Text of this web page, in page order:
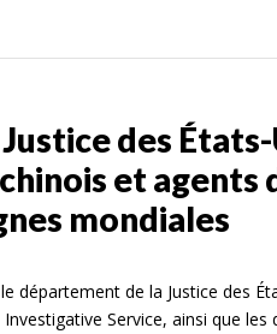
des
et agents
mondiales
département de la Justice des
Service, ainsi que